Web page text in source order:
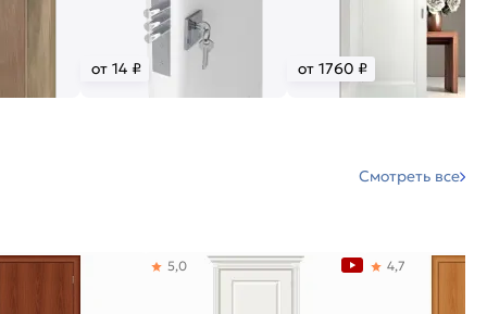
от 14 ₽ от 1760 ₽
Смотреть все
5,0 4,7